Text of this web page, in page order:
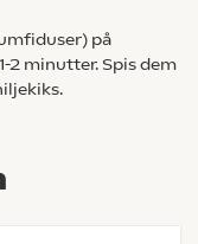
på
2 minutter. Spis dem